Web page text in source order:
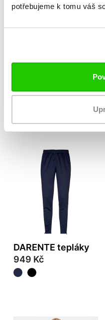
potřebujeme k tomu váš
449 Kč
DARENTE tepláky
949 Kč